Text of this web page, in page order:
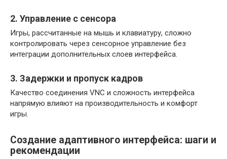
2. Управление с сенсора
Игры, рассчитанные на мышь и клавиатуру, сложно
контролировать через сенсорное управление без
интеграции дополнительных слоев интерфейса.
3. Задержки и пропуск кадров
Качество соединения VNC и сложность интерфейса
напрямую влияют на производительность и комфорт
игры.
Создание адаптивного интерфейса: шаги и
рекомендации